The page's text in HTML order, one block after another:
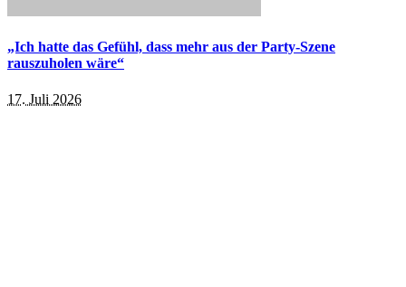
„Ich hatte das Gefühl, dass mehr aus der Party-Szene
rauszuholen wäre“
17. Juli 2026